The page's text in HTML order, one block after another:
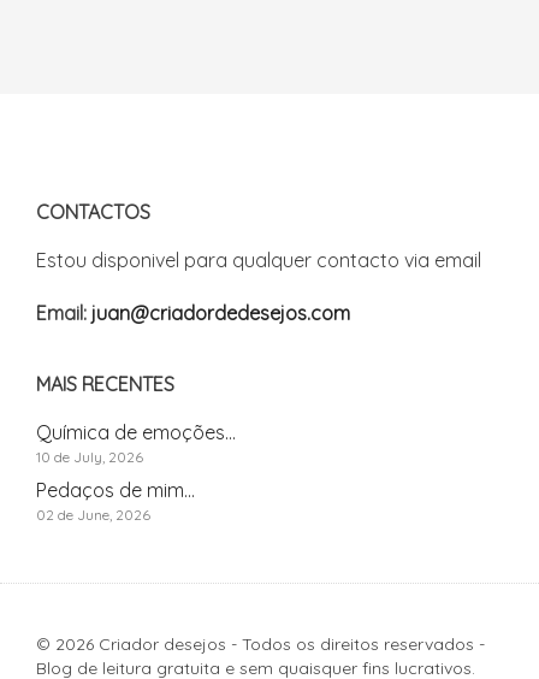
CONTACTOS
Estou disponivel para qualquer contacto via email
Email: juan@criadordedesejos.com
MAIS RECENTES
Química de emoções...
10 de July, 2026
Pedaços de mim...
02 de June, 2026
© 2026 Criador desejos - Todos os direitos reservados -
Blog de leitura gratuita e sem quaisquer fins lucrativos.